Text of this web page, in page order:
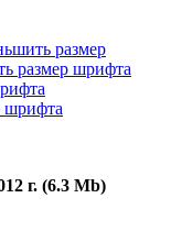
размер
г. (6.3 Мb)